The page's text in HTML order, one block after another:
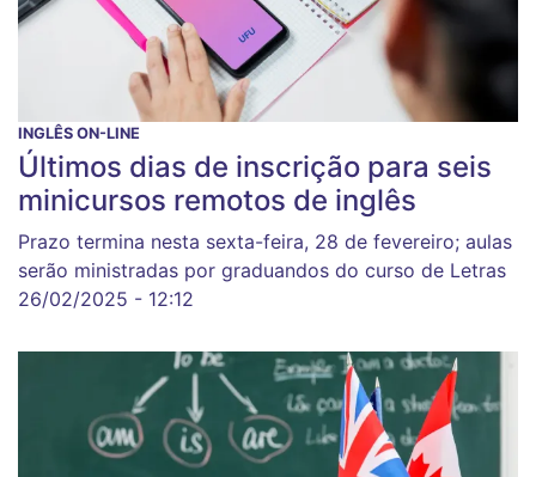
INGLÊS ON-LINE
Últimos dias de inscrição para seis
minicursos remotos de inglês
Prazo termina nesta sexta-feira, 28 de fevereiro; aulas
serão ministradas por graduandos do curso de Letras
26/02/2025 - 12:12